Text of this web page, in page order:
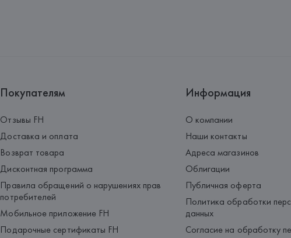
Покупателям
Отзывы FH
Доставка и оплата
Возврат товара
Дисконтная программа
Правила обращений о нарушениях прав
потребителей
Мобильное приложение FH
Подарочные сертификаты FH
Информация
О компании
Наши контакты
Адреса магазинов
Облигации
Публичная оферта
Политика обработки
данных
Согласие на обработку